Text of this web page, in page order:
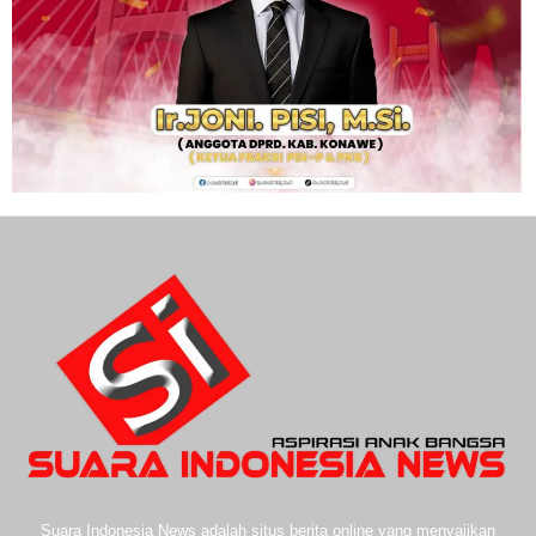
Suara Indonesia News adalah situs berita online yang menyajikan